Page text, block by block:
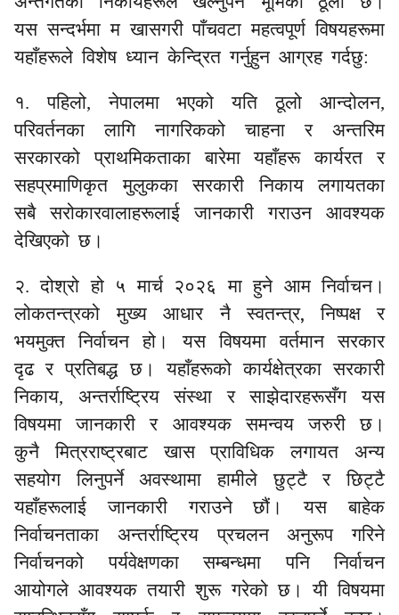
यस सन्दर्भमा म खासगरी पाँचवटा महत्वपूर्ण विषयहरूमा
यहाँहरूले विशेष ध्यान केन्द्रित गर्नुहुन आग्रह गर्दछु:
१. पहिलो, नेपालमा भएको यति ठूलो आन्दोलन,
परिवर्तनका लागि नागरिकको चाहना र अन्तरिम
सरकारको प्राथमिकताका बारेमा यहाँहरू कार्यरत र
सहप्रमाणिकृत मुलुकका सरकारी निकाय लगायतका
सबै सरोकारवालाहरूलाई जानकारी गराउन आवश्यक
देखिएको छ।
२.दोश्रो हो ५ मार्च २०२६ मा हुने आम निर्वाचन।
लोकतन्त्रको मुख्य आधार नैस्वतन्त्र,निष्पक्ष र
भयमुक्त निर्वाचनहो। यस विषयमा वर्तमान सरकार
दृढ र प्रतिबद्ध छ।यहाँहरूको कार्यक्षेत्रका सरकारी
निकाय, अन्तर्राष्ट्रिय संस्था र साझेदारहरूसँगयस
विषयमा जानकारी र आवश्यकसमन्वयजरुरी छ।
कुनै मित्रराष्ट्रबाट खासप्राविधिक लगायत अन्य
सहयोग लिनुपर्ने अवस्थामा हामीले छुट्टै र छिट्टै
यहाँहरूलाई जानकारी गराउने छौं। यस बाहेक
निर्वाचनताका अन्तर्राष्ट्रिय प्रचलन अनुरूप गरिने
निर्वाचनको पर्यवेक्षणका सम्बन्धमा पनि निर्वाचन
आयोगले आवश्यक तयारी शुरू गरेको छ। यी विषयमा